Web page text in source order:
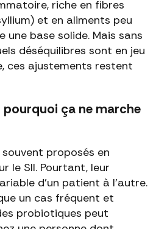
riche en fibres
et en aliments peu
base solide. Mais sans
déséquilibres sont en jeu
ces ajustements restent
pourquoi ça ne marche
proposés en
le SII. Pourtant, leur
d'un patient à l'autre.
un cas fréquent et
probiotiques peut